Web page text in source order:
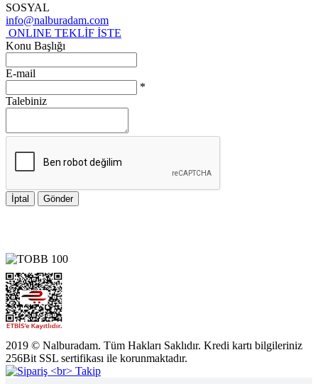
SOSYAL
info@nalburadam.com
ONLINE TEKLİF İSTE
Konu Başlığı
E-mail
*
Talebiniz
İptal Gönder
2019 © Nalburadam. Tüm Hakları Saklıdır. Kredi kartı bilgileriniz
256Bit SSL sertifikası ile korunmaktadır.